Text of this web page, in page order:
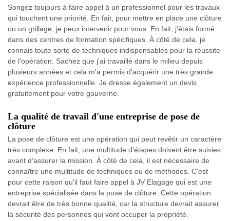
Songez toujours à faire appel à un professionnel pour les travaux
qui touchent une priorité. En fait, pour mettre en place une clôture
ou un grillage, je peux intervenir pour vous. En fait, j'étais formé
dans des centres de formation spécifiques. À côté de cela, je
connais toute sorte de techniques indispensables pour la réussite
de l'opération. Sachez que j'ai travaillé dans le milieu depuis
plusieurs années et cela m'a permis d'acquérir une très grande
expérience professionnelle. Je dresse également un devis
gratuitement pour votre gouverne.
La qualité de travail d'une entreprise de pose de
clôture
La pose de clôture est une opération qui peut revêtir un caractère
très complexe. En fait, une multitude d'étapes doivent être suivies
avant d'assurer la mission. À côté de cela, il est nécessaire de
connaître une multitude de techniques ou de méthodes. C'est
pour cette raison qu'il faut faire appel à JV Elagage qui est une
entreprise spécialisée dans la pose de clôture. Cette opération
devrait être de très bonne qualité, car la structure devrait assurer
la sécurité des personnes qui vont occuper la propriété.